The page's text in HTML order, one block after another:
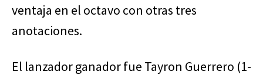
ventaja en el octavo con otras tres
anotaciones.
El lanzador ganador fue Tayron Guerrero (1-